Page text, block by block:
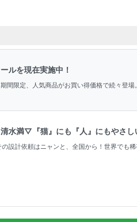
ルを現在実施中！
間限定、人気商品がお買い得価格で続々登
水満▽『猫』にも『人』にもやさし
の設計依頼はニャンと、全国から！世界で